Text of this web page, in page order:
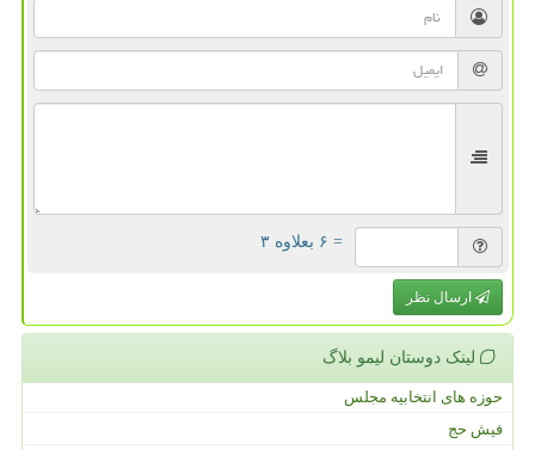
= ۶ بعلاوه ۳
ارسال نظر
لینک دوستان لیمو بلاگ
حوزه های انتخابیه مجلس
فیش حج